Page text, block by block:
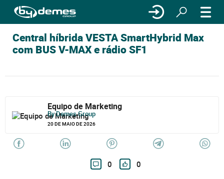
Central híbrida VESTA SmartHybrid Max
com BUS V-MAX e rádio SF1
Equipo de Marketing
By Demes Group
20 DE MAIO DE 2026
0 0